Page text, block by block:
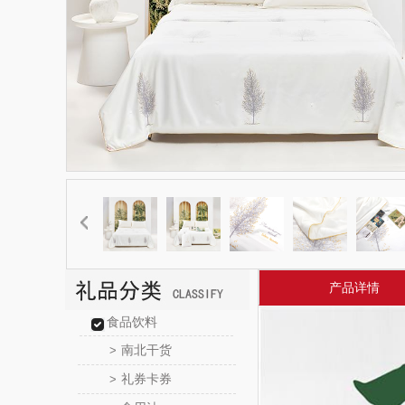
食品饮料
> 南北干货
> 礼券卡券
产品详情